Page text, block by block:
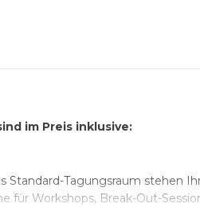
wechselnde Kaffeepausen
pro Person (exkl. Getränke)
im Preis inklusive:
Standard-Tagungsraum stehen
für Workshops, Break-Out-